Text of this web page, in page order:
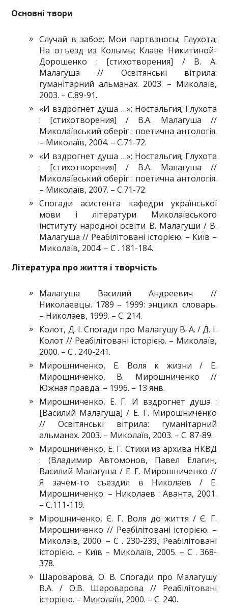
Основні твори
Случай в забое; Мои партвзносы; Глухота;
На отъезд из Колымы; Клаве Никитиной-
Дорошенко : [стихотворения] / В. А.
Малагуша // Освітянські вітрила:
гуманітарний альманах. 2003. – Миколаїв,
2003. – С.89-91.
«И вздрогнет душа …»; Ностальгия; Глухота
: [стихотворения] / В.А. Малагуша //
Миколаївський оберіг : поетична антологія.
– Миколаїв, 2004. – С.71-72.
«И вздрогнет душа …»; Ностальгия; Глухота
: [стихотворения] / В.А. Малагуша //
Миколаївський оберіг : поетична антологія.
– Миколаїв, 2007. – С.71-72.
Спогади асистента кафедри української
мови і літератури Миколаївського
інституту народної освіти В. Малагуши / В.
Малагуша // Реабілітовані історією. – Київ –
Миколаїв, 2004. – C . 181-184.
Література про життя і творчість
Малагуша Василий Андреевич //
Николаевцы. 1789 – 1999: энцикл. словарь.
– Николаев, 1999. – С. 214.
Колот, Д. І. Спогади про Малагушу В. А. / Д. І.
Колот // Реабілітовані історією. – Миколаїв,
2000. – C . 240-241.
Мирошниченко, Е. Воля к жизни / Е.
Мирошниченко, В. Мирошниченко //
Южная правда. – 1996. – 13 янв.
Мирошниченко, Е. Г. И вздрогнет душа :
[Василий Малагуша] / Е. Г. Мирошниченко
// Освітянські вітрила: гуманітарний
альманах. 2003. – Миколаїв, 2003. – С. 87-89.
Мирошниченко, Е. Г. Стихи из архива НКВД
: (Владимир Автомонов, Павел Елагин,
Василий Малагуша / Е. Г. Мирошниченко //
Я зачем-то съездил в Николаев / Е.
Мирошниченко. – Николаев : Аванта, 2001.
– С.111-119.
Мірошниченко, Є. Г. Воля до життя / Є. Г.
Мирошниченко // Реабілітовані історією. –
Миколаїв, 2000. – C . 230-239.; Реабілітовані
історією. – Київ – Миколаїв, 2005. – C . 368-
378.
Шароварова, О. В. Спогади про Малагушу
В.А. / О.В. Шароварова // Реабілітовані
історією. – Миколаїв, 2000. – C. 240.